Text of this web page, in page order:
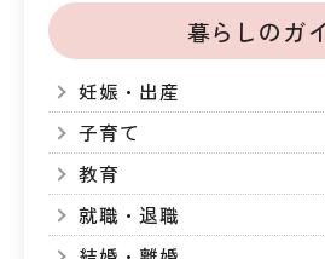
暮らしのガ
妊娠・出産
子育て
教育
就職・退職